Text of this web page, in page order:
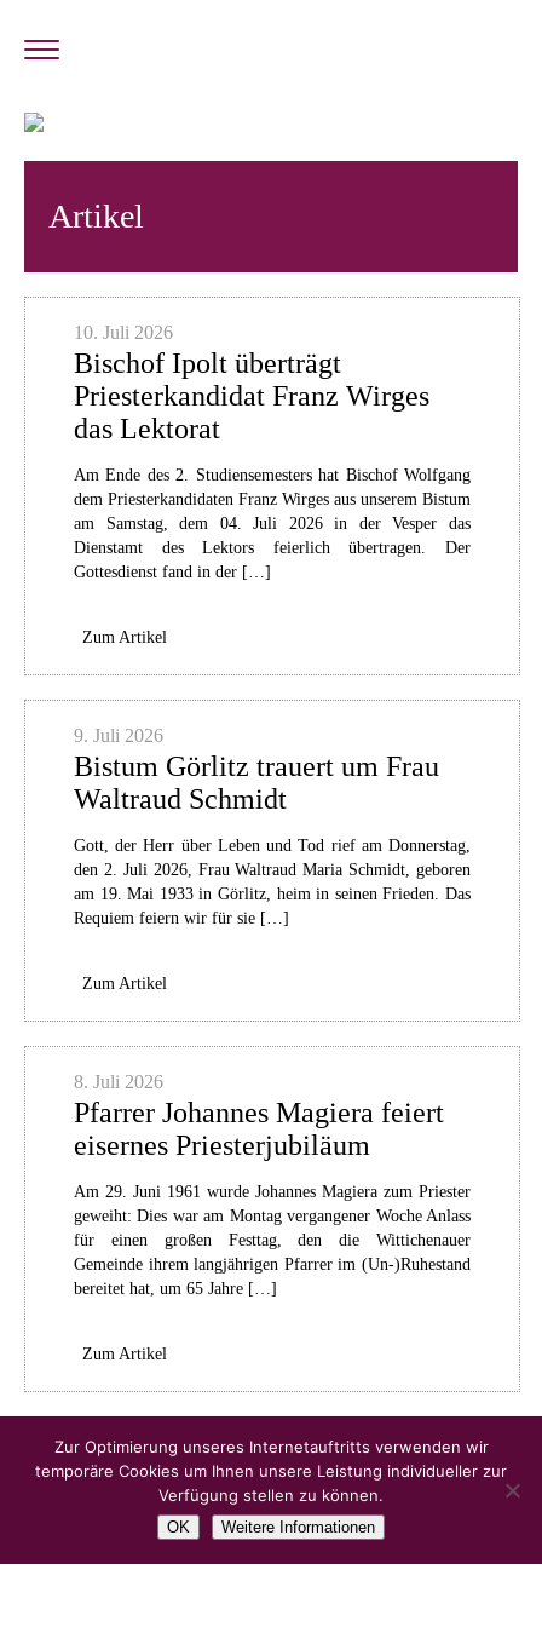
Artikel
10. Juli 2026
Bischof Ipolt überträgt
Priesterkandidat Franz Wirges
das Lektorat
Am Ende des 2. Studiensemesters hat Bischof Wolfgang
dem Priesterkandidaten Franz Wirges aus unserem Bistum
am Samstag, dem 04. Juli 2026 in der Vesper das
Dienstamt des Lektors feierlich übertragen. Der
Gottesdienst fand in der […]
Zum Artikel
9. Juli 2026
Bistum Görlitz trauert um Frau
Waltraud Schmidt
Gott, der Herr über Leben und Tod rief am Donnerstag,
den 2. Juli 2026, Frau Waltraud Maria Schmidt, geboren
am 19. Mai 1933 in Görlitz, heim in seinen Frieden. Das
Requiem feiern wir für sie […]
Zum Artikel
8. Juli 2026
Pfarrer Johannes Magiera feiert
eisernes Priesterjubiläum
Am 29. Juni 1961 wurde Johannes Magiera zum Priester
geweiht: Dies war am Montag vergangener Woche Anlass
für einen großen Festtag, den die Wittichenauer
Gemeinde ihrem langjährigen Pfarrer im (Un-)Ruhestand
bereitet hat, um 65 Jahre […]
Zum Artikel
Ältere Artikel
Zur Optimierung unseres Internetauftritts verwenden wir
temporäre Cookies um Ihnen unsere Leistung individueller zur
Verfügung stellen zu können.
OK Weitere Informationen